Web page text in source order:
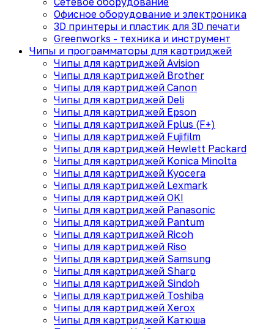
Офисное оборудование и электроника
3D принтеры и пластик для 3D печати
Greenworks - техника и инструмент
Чипы и программаторы для картриджей
Чипы для картриджей Avision
Чипы для картриджей Brother
Чипы для картриджей Canon
Чипы для картриджей Deli
Чипы для картриджей Epson
Чипы для картриджей Fplus (F+)
Чипы для картриджей Fujifilm
Чипы для картриджей Hewlett Packard
Чипы для картриджей Konica Minolta
Чипы для картриджей Kyocera
Чипы для картриджей Lexmark
Чипы для картриджей OKI
Чипы для картриджей Panasonic
Чипы для картриджей Pantum
Чипы для картриджей Ricoh
Чипы для картриджей Riso
Чипы для картриджей Samsung
Чипы для картриджей Sharp
Чипы для картриджей Sindoh
Чипы для картриджей Toshiba
Чипы для картриджей Xerox
Чипы для картриджей Катюша